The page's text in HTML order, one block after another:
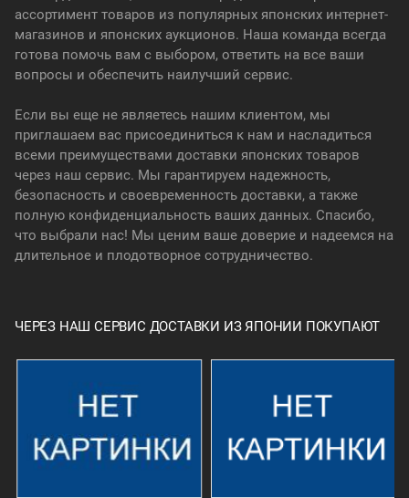
ассортимент товаров из популярных японских интернет-
магазинов и японских аукционов. Наша команда всегда
готова помочь вам с выбором, ответить на все ваши
вопросы и обеспечить наилучший сервис.
Если вы еще не являетесь нашим клиентом, мы
приглашаем вас присоединиться к нам и насладиться
всеми преимуществами доставки японских товаров
через наш сервис. Мы гарантируем надежность,
безопасность и своевременность доставки, а также
полную конфиденциальность ваших данных. Спасибо,
что выбрали нас! Мы ценим ваше доверие и надеемся на
длительное и плодотворное сотрудничество.
ЧЕРЕЗ НАШ СЕРВИС ДОСТАВКИ ИЗ ЯПОНИИ ПОКУПАЮТ